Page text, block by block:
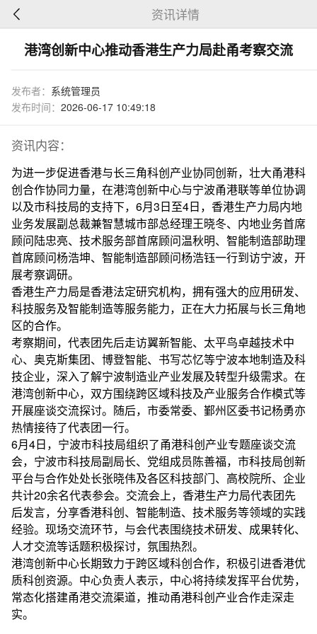
资讯详情
港湾创新中心推动香港生产力局赴甬考察交流
发布者： 系统管理员
发布时间： 2026-06-17 10:49:18
资讯内容：
为进一步促进香港与长三角科创产业协同创新，壮大甬港科
创合作协同力量，在港湾创新中心与宁波甬港联等单位协调
以及市科技局的支持下，6月3日至4日，香港生产力局内地
业务发展副总裁兼智慧城市部总经理王晓冬、内地业务首席
顾问陆忠亮、技术服务部首席顾问温秋明、智能制造部助理
首席顾问杨浩坤、智能制造部顾问杨浩钰一行到访宁波，开
展考察调研。
香港生产力局是香港法定研究机构，拥有强大的应用研发、
科技服务及智能制造等服务能力，正在大力拓展与长三角地
区的合作。
考察期间，代表团先后走访翼新智能、太平鸟卓越技术中
心、奥克斯集团、博登智能、书写芯忆等宁波本地制造及科
技企业，深入了解宁波制造业产业发展及转型升级需求。在
港湾创新中心，双方围绕跨区域科技及产业服务合作模式等
开展座谈交流探讨。随后，市委常委、鄞州区委书记杨勇亦
热情接待了代表团一行。
6月4日，宁波市科技局组织了甬港科创产业专题座谈交流
会，宁波市科技局副局长、党组成员陈善福，市科技局创新
平台与合作处处长张晓伟及各区科技部门、高校院所、企业
共计20余名代表参会。交流会上，香港生产力局代表团先
后发言，分享香港科创、智能制造、技术服务等领域的实践
经验。现场交流环节，与会代表围绕技术研发、成果转化、
人才交流等话题积极探讨，氛围热烈。
港湾创新中心长期致力于跨区域科创合作，积极引进香港优
质科创资源。中心负责人表示，中心将持续发挥平台优势，
常态化搭建甬港交流渠道，推动甬港科创产业合作走深走
实。